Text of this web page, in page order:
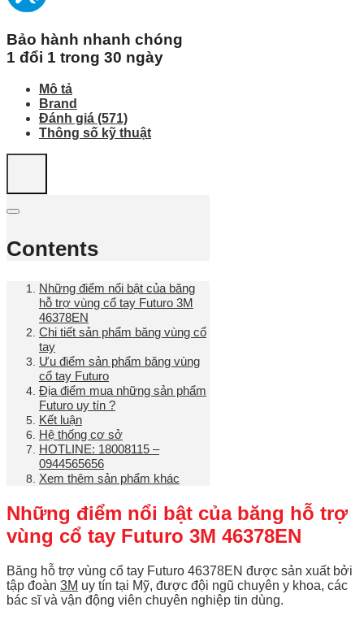
Bảo hành nhanh chóng
1 đổi 1 trong 30 ngày
Mô tả
Brand
Đánh giá (571)
Thông số kỹ thuật
Contents
Những điểm nổi bật của băng
hỗ trợ vùng cổ tay Futuro 3M
46378EN
Chi tiết sản phẩm băng vùng cổ
tay
Ưu điểm sản phẩm băng vùng
cổ tay Futuro
Địa điểm mua những sản phẩm
Futuro uy tín ?
Kết luận
Hệ thống cơ sở
HOTLINE: 18008115 –
0944565656
Xem thêm sản phẩm khác
Những điểm nổi bật của băng hỗ trợ
vùng cổ tay Futuro 3M 46378EN
Băng hỗ trợ vùng cổ tay Futuro 46378EN được sản xuất bởi
tập đoàn 3M uy tín tại Mỹ, được đội ngũ chuyên y khoa, các
bác sĩ và vận động viên chuyên nghiệp tin dùng.